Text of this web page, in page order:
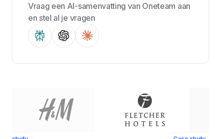
Vraag een AI-samenvatting van Oneteam aan
en stel al je vragen